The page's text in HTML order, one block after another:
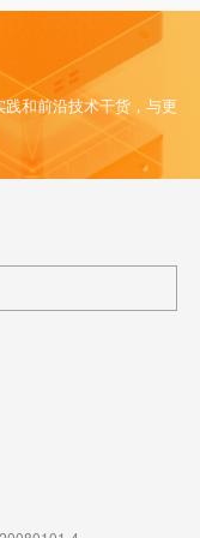
和前沿技术干货，与更